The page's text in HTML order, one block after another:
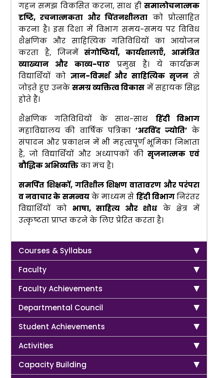
गहन समझ विकसित करना, साथ ही समालोचनात्मक
दृष्टि, रचनात्मकता और चिंतनशीलता को प्रोत्साहित
करना है। इस दिशा में विभाग समय-समय पर विविध
शैक्षणिक और साहित्यिक गतिविधियों का आयोजन
करता है, जिनमेंसंगोष्ठियाँ, कार्यशालाएँ, आमंत्रित
व्याख्यान और काव्य-पाठप्रमुख हैं। ये कार्यक्रम
विद्यार्थियों को ज्ञान-विमर्श और साहित्यिक सृजन से
जोड़ते हुए उनकेसमग्र व्यक्तित्व विकास में सहायक सिद्ध
होते हैं।
शैक्षणिक गतिविधियों के साथ-साथ हिंदी विभाग
महाविद्यालय की वार्षिक पत्रिका‘अरविंद ज्योति’ के
संपादन और प्रकाशन में भी महत्वपूर्ण भूमिका निभाता
है, जो विद्यार्थियों और अध्यापकों कीसृजनात्मक एवं
बौद्धिक अभिव्यक्तिका मंच है।
समर्पित शिक्षकों, गतिशील शिक्षण वातावरण और परंपरा
व नवाचार के समन्वयके माध्यम से हिंदी विभागनिरंतर
विद्यार्थियों को भाषा, साहित्य और शोधके क्षेत्र में
उत्कृष्टता प्राप्त करने के लिए प्रेरित करता है।
Courses & Syllabus
Faculty
Faculty Achievements
Departmental Council
Student Achievements
Activities
Capacity Building